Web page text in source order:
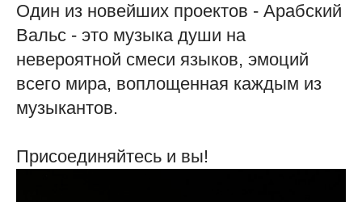
Один из новейших проектов - Арабский
Вальс - это музыка души на
невероятной смеси языков, эмоций
всего мира, воплощенная каждым из
музыкантов.
Присоединяйтесь и вы!